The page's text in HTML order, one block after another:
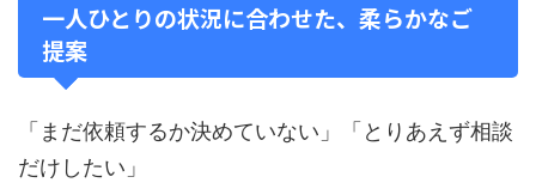
一人ひとりの状況に合わせた、柔らかなご
提案
「まだ依頼するか決めていない」「とりあえず相談
だけしたい」